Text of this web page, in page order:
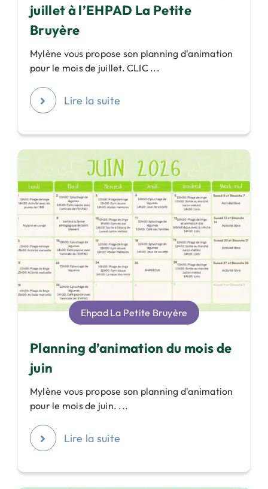
juillet à l’EHPAD La Petite
Bruyère
Mylène vous propose son planning d'animation
pour le mois de juillet. CLIC ...
Lire la suite
Ehpad La Petite Bruyère
Planning d’animation du mois de
juin
Mylène vous propose son planning d'animation
pour le mois de juin. ...
Lire la suite